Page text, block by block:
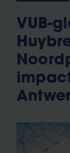
VUB-